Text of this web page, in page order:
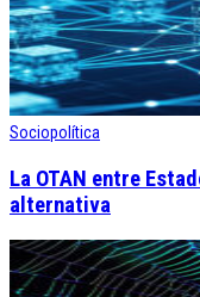
Sociopolítica
La OTAN entre
alternativa